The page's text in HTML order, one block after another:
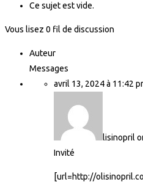
Ce sujet est vide.
Vous lisez 0 fil de discussion
Auteur
Messages
avril 13, 2024 à 11:42
lisinopril
Invité
[url=http://